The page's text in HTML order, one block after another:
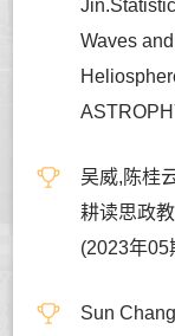
Waves
吴威,陈桂
耕读思政
(2023年05
Sun